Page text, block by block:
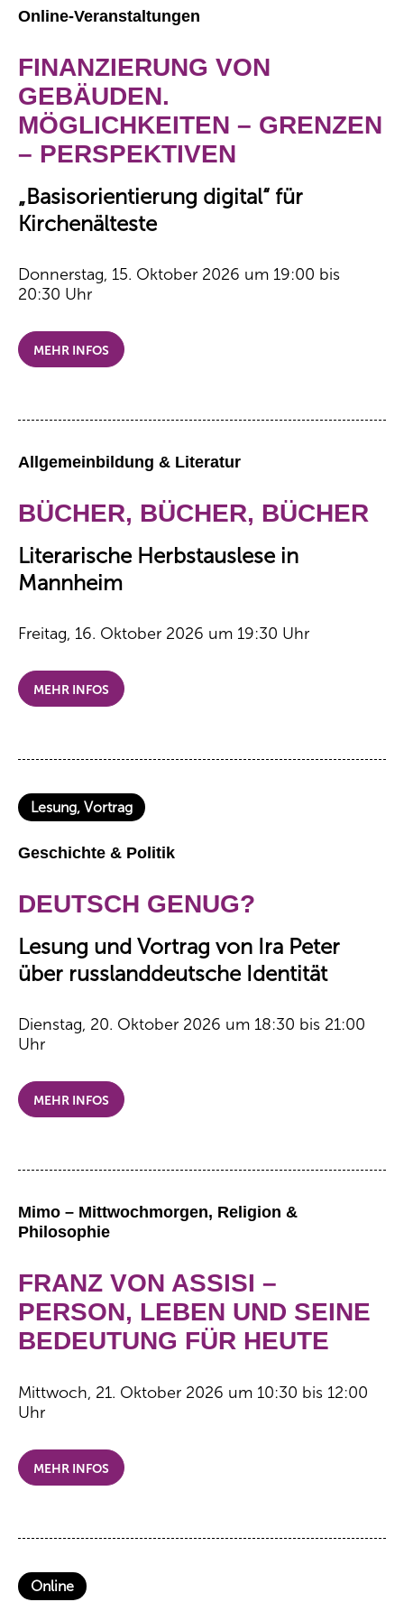
Online-Veranstaltungen
FINANZIERUNG VON
GEBÄUDEN.
MÖGLICHKEITEN – GRENZEN
– PERSPEKTIVEN
„Basisorientierung digital“ für
Kirchenälteste
Donnerstag, 15. Oktober 2026 um 19:00 bis
20:30 Uhr
MEHR INFOS
Allgemeinbildung & Literatur
BÜCHER, BÜCHER, BÜCHER
Literarische Herbstauslese in
Mannheim
Freitag, 16. Oktober 2026 um 19:30 Uhr
MEHR INFOS
Lesung, Vortrag
Geschichte & Politik
DEUTSCH GENUG?
Lesung und Vortrag von Ira Peter
über russlanddeutsche Identität
Dienstag, 20. Oktober 2026 um 18:30 bis 21:00
Uhr
MEHR INFOS
Mimo – Mittwochmorgen, Religion &
Philosophie
FRANZ VON ASSISI –
PERSON, LEBEN UND SEINE
BEDEUTUNG FÜR HEUTE
Mittwoch, 21. Oktober 2026 um 10:30 bis 12:00
Uhr
MEHR INFOS
Online